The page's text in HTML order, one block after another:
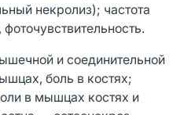
некролиз); частота
и соединительной
боль в костях;
в мышцах костях и